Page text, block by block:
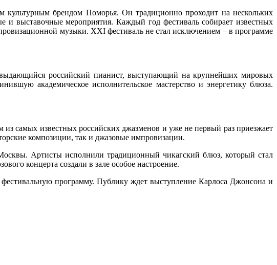
брендом Поморья. Он традиционно проходит на нескольких
и выставочные мероприятия. Каждый год фестиваль собирает известных
музыки. XXI фестиваль не стал исключением – в программе
российский пианист, выступающий на крупнейших мировых
академическое исполнительское мастерство и энергетику блюза.
самых известных российских джазменов и уже не первый раз приезжает
композиции, так и джазовые импровизации.
Артисты исполнили традиционный чикагский блюз, который стал
концерта создали в зале особое настроение.
программу. Публику ждет выступление Карлоса Джонсона и